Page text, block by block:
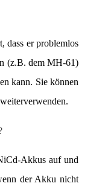
dass er problemlos
(z.B. dem MH-61)
kann. Sie können
Akkus auf und
der Akku nicht